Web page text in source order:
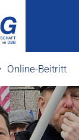
Online-Beitritt